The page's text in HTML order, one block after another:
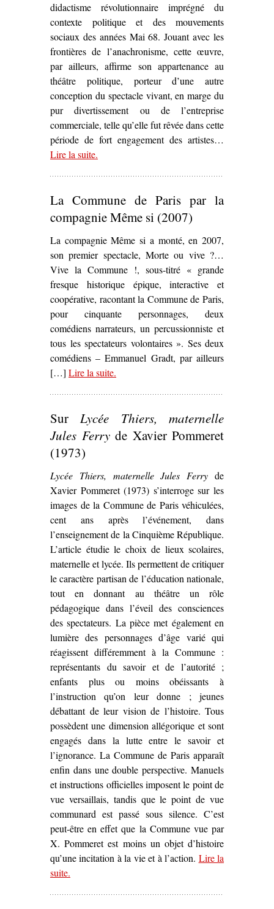
didactisme révolutionnaire imprégné du
contexte politique et des mouvements
sociaux des années Mai 68. Jouant avec les
frontières de l’anachronisme, cette œuvre,
par ailleurs, affirme son appartenance au
théâtre politique, porteur d’une autre
conception du spectacle vivant, en marge du
pur divertissement ou de l’entreprise
commerciale, telle qu’elle fut rêvée dans cette
période de fort engagement des artistes…
Lire la suite– ‘Sur
.
La Commune de Paris par la
compagnie Même si (2007)
La compagnie Même si a monté, en 2007,
son premier spectacle, Morte ou vive ?…
Vive la Commune !, sous-titré « grande
fresque historique épique, interactive et
coopérative, racontant la Commune de Paris,
pour cinquante personnages, deux
comédiens narrateurs, un percussionniste et
tous les spectateurs volontaires ». Ses deux
comédiens – Emmanuel Gradt, par ailleurs
[…] Lire la suite– ‘La Commune de Paris par la
.
SurLycée Thiers, maternelle
Jules Ferryde Xavier Pommeret
(1973)
Lycée Thiers, maternelle Jules Ferry de
Xavier Pommeret (1973) s’interroge sur les
images de la Commune de Paris véhiculées,
cent ans après l’événement, dans
l’enseignement de la Cinquième République.
L’article étudie le choix de lieux scolaires,
maternelle et lycée. Ils permettent de critiquer
le caractère partisan de l’éducation nationale,
tout en donnant au théâtre un rôle
pédagogique dans l’éveil des consciences
des spectateurs. La pièce met également en
lumière des personnages d’âge varié qui
réagissent différemment à la Commune :
représentants du savoir et de l’autorité ;
enfants plus ou moins obéissants à
l’instruction qu’on leur donne ; jeunes
débattant de leur vision de l’histoire. Tous
possèdent une dimension allégorique et sont
engagés dans la lutte entre le savoir et
l’ignorance. La Commune de Paris apparaît
enfin dans une double perspective. Manuels
et instructions officielles imposent le point de
vue versaillais, tandis que le point de vue
communard est passé sous silence. C’est
peut-être en effet que la Commune vue par
X. Pommeret est moins un objet d’histoire
qu’une incitation à la vie et à l’action. Lire la
suite– ‘Sur
.